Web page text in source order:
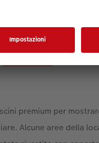
qui il tuo
Crea ora
premium per
Alcune aree della